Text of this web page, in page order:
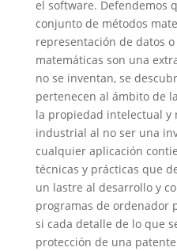
el software. Defendemos
conjunto de métodos
representación de datos o
matemáticas son una
no se inventan, se
pertenecen al ámbito de
la propiedad intelectual y
industrial al no ser una
cualquier aplicación
técnicas y prácticas que
un lastre al desarrollo y
programas de ordenador
si cada detalle de lo que
protección de una